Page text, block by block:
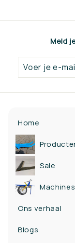
0
Meld
je
mailadres
Home
Bekijk
submenu
Sale
Machines
Ons verhaal
Blogs